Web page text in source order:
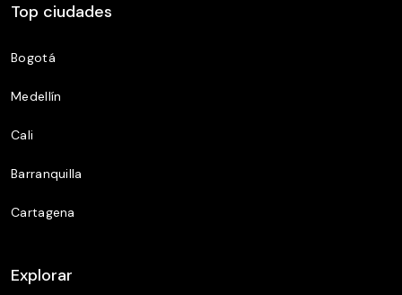
Top ciudades
Bogotá
Medellín
Cali
Barranquilla
Cartagena
Explorar